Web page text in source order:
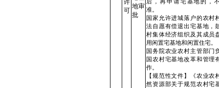
许
可
地审
批
后，再申请宅基地的，
准。
国家允许进城落户的农村
法自愿有偿退出宅基地，
村集体经济组织及其成员
用闲置宅基地和闲置住宅。
国务院农业农村主管部门
国农村宅基地改革和管理
作。
【规范性文件】《农业农
然资源部关于规范农村宅